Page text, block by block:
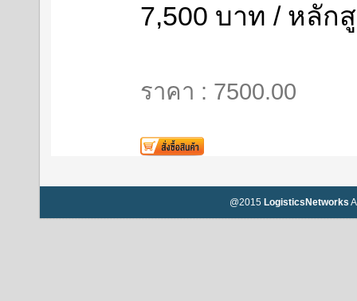
7,500 บาท / หลัก
ราคา : 7500.00
@2015 LogisticsNetworks